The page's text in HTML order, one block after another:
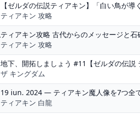
【ゼルダの伝説ティアキン】「白い鳥が
ティアキン 攻略
ティアキン攻略 古代からのメッセージと
ティアキン 攻略
地下、開拓しましょう #11【ゼルダの伝説
ザ キングダム
19 iun. 2024 — ティアキン魔人像を7つ全
ティアキン 白龍